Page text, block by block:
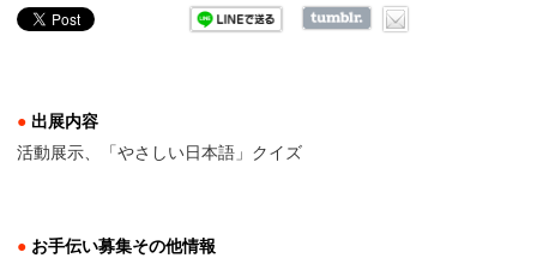
● 出展内容
活動展示、「やさしい日本語」クイズ
● お手伝い募集その他情報